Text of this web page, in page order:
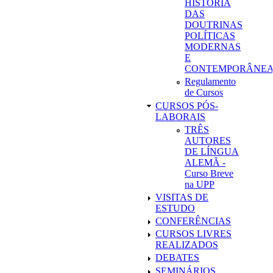
HISTÓRIA
DAS
DOUTRINAS
POLÍTICAS
MODERNAS
E
Regulamento
de Cursos
CURSOS PÓS-
LABORAIS
TRÊS
AUTORES
DE LÍNGUA
ALEMÃ -
Curso Breve
na UPP
VISITAS DE
ESTUDO
CONFERÊNCIAS
CURSOS LIVRES
REALIZADOS
DEBATES
SEMINÁRIOS